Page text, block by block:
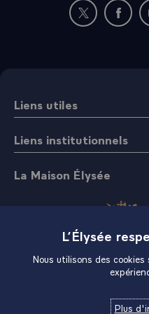
Nouvelle
Liens utiles
Liens institutionnels
La Maison Élysée
L’Élysée
Nous utilisons des
Plus